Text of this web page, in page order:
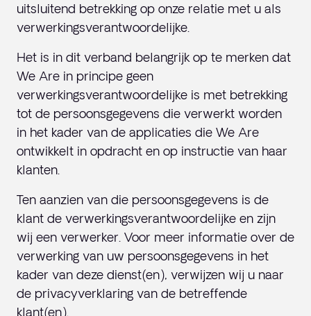
uitsluitend betrekking op onze relatie met u als
verwerkingsverantwoordelijke.
Het is in dit verband belangrijk op te merken dat
We Are in principe geen
verwerkingsverantwoordelijke is met betrekking
tot de persoonsgegevens die verwerkt worden
in het kader van de applicaties die We Are
ontwikkelt in opdracht en op instructie van haar
klanten.
Ten aanzien van die persoonsgegevens is de
klant de verwerkingsverantwoordelijke en zijn
wij een verwerker. Voor meer informatie over de
verwerking van uw persoonsgegevens in het
kader van deze dienst(en), verwijzen wij u naar
de privacyverklaring van de betreffende